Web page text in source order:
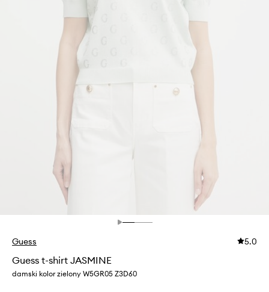
Guess 5.0
Guess t-shirt JASMINE
damski kolor zielony W5GR05 Z3D60